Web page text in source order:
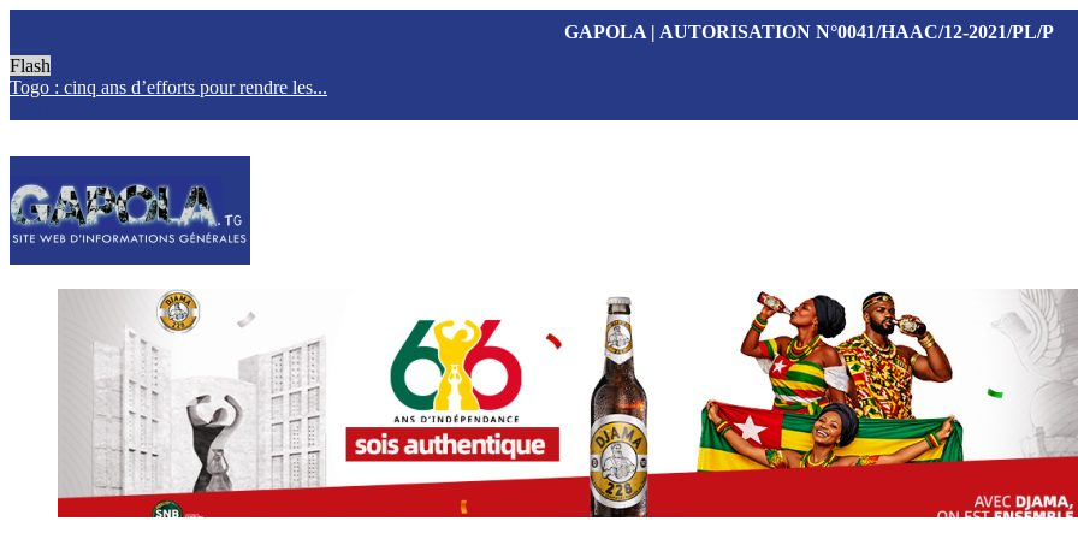
GAPOLA | AUTORISATION N°0041/HAAC/12-2021/PL/P
Flash
Togo : cinq ans d’efforts pour rendre les...